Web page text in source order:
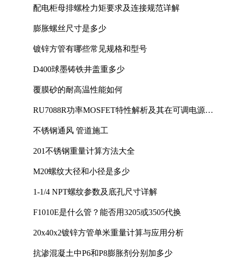
配电柜母排螺栓力矩要求及连接规范详解
膨胀螺丝尺寸是多少
镀锌方管有哪些常见规格和型号
D400球墨铸铁井盖重多少
覆膜砂的耐高温性能如何
RU7088R功率MOSFET特性解析及其在可调电源设
不锈钢通风 管道施工
201不锈钢重量计算方法大全
M20螺纹大径和小径是多少
1-1/4 NPT螺纹参数及底孔尺寸详解
F1010E是什么管？能否用3205或3505代换
20x40x2镀锌方管单米重量计算与应用分析
抗渗混凝土中P6和P8膨胀剂分别加多少